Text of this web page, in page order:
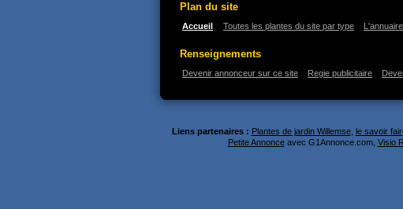
Plan du site
Accueil Toutes les plantes du site par type
Renseignements
Devenir annonceur sur ce site Regie publicitaire
Liens partenaires : Plantes de jardin Willemse, le savoir
Petite Annonceavec G1Annonce.com, Visio